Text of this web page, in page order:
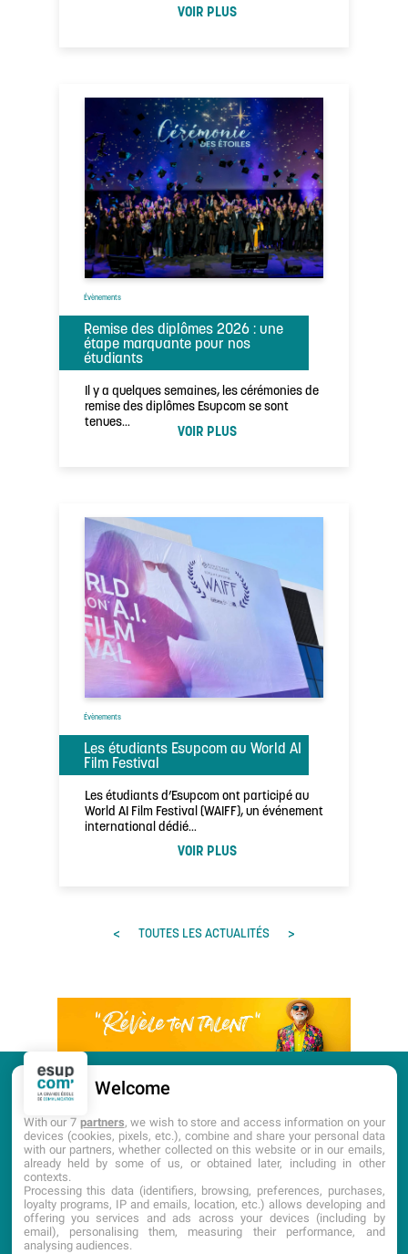
VOIR PLUS
Évènements
Remise des diplômes 2026 : une
étape marquante pour nos
étudiants
Il y a quelques semaines, les cérémonies de
remise des diplômes Esupcom se sont
tenues…
VOIR PLUS
Évènements
Les étudiants Esupcom au World AI
Film Festival
Les étudiants d’Esupcom ont participé au
World AI Film Festival (WAIFF), un événement
international dédié…
VOIR PLUS
< TOUTES LES ACTUALITÉS >
CANDIDATURE PORTES OUVERTES
DOCUMENTATION
Welcome
With our 7 partners, we wish to store and access information on your
devices (cookies, pixels, etc.), combine and share your personal data
with our partners, whether collected on this website or in our emails,
already held by some of us, or obtained later, including in other
contexts.
Processing this data (identifiers, browsing, preferences, purchases,
loyalty programs, IP and emails, location, etc.) allows developing and
offering you services and ads across your devices (including by
email), personalising them, measuring their performance, and
analysing audiences.